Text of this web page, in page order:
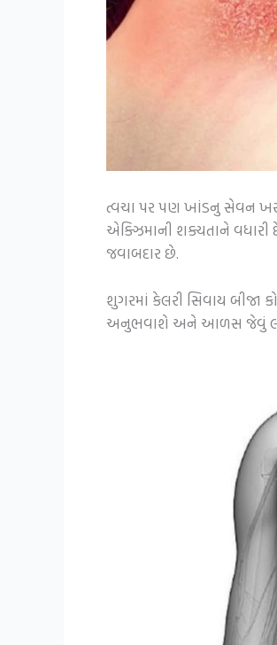
ત્વચા પર પણ ખાંડનુ સેવન
એક્ઝિમાની શક્યતાને
જવાબદાર છે.
શુગરમાં કેલરી સિવાય બીજા
અનુભવાશે અને આળસ જેવું